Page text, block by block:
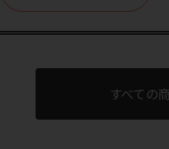
すべての